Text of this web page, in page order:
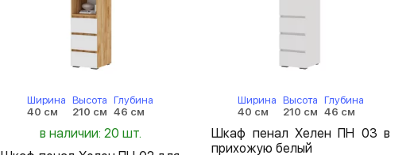
Ширина
40 см
Высота
210 см
Глубина
46 см
в наличии: 20 шт.
Ширина
40 см
Высота
210 см
Глубина
46 см
Шкаф пенал Хелен ПН 03 в
прихожую белый